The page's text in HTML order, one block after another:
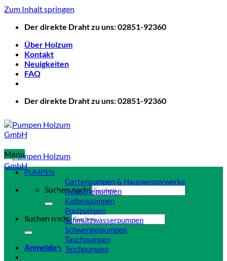
Zum Inhalt springen
Der direkte Draht zu uns: 02851-92360
Über Holzum
Kontakt
Neuigkeiten
FAQ
Der direkte Draht zu uns: 02851-92360
Suchen nach:
Suchen nach:
Anmelden
Menu
PUMPEN
Gartenpumpen & Hauswasserwerke
Industriepumpen
Kolbenpumpen
Poolpumpen
Schmutzwasserpumpen
Schwengelpumpen
Tauchpumpen
Teichpumpen